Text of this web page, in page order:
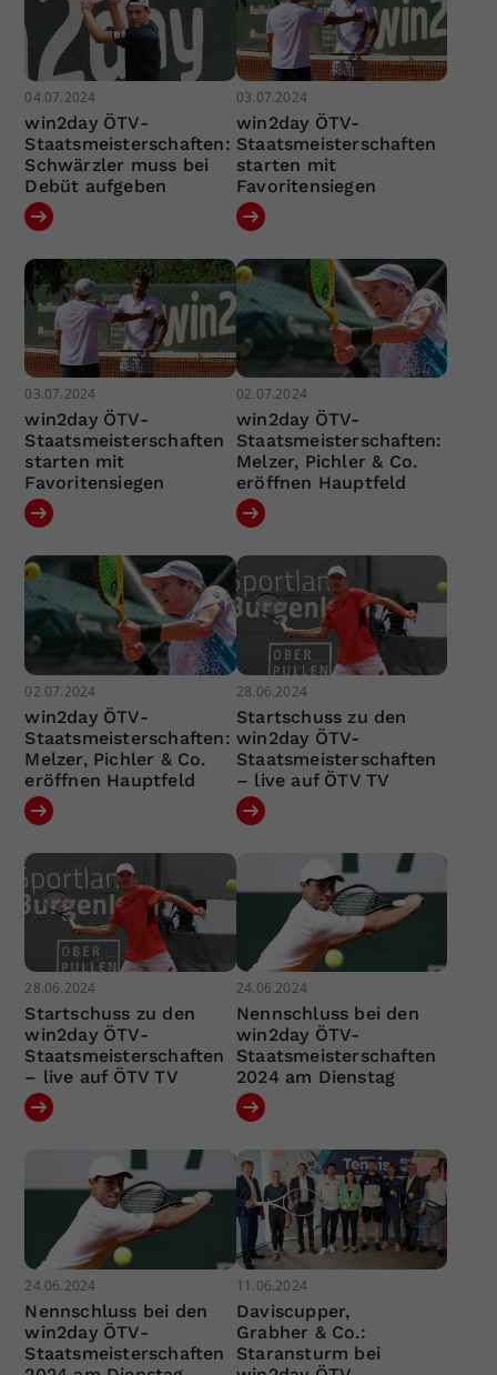
04.07.2024
win2day ÖTV-
Staatsmeisterschaften:
Schwärzler muss bei
Debüt aufgeben
03.07.2024
win2day ÖTV-
Staatsmeisterschaften
starten mit
Favoritensiegen
03.07.2024
win2day ÖTV-
Staatsmeisterschaften
starten mit
Favoritensiegen
02.07.2024
win2day ÖTV-
Staatsmeisterschaften:
Melzer, Pichler & Co.
eröffnen Hauptfeld
02.07.2024
win2day ÖTV-
Staatsmeisterschaften:
Melzer, Pichler & Co.
eröffnen Hauptfeld
28.06.2024
Startschuss zu den
win2day ÖTV-
Staatsmeisterschaften
– live auf ÖTV TV
28.06.2024
Startschuss zu den
win2day ÖTV-
Staatsmeisterschaften
– live auf ÖTV TV
24.06.2024
Nennschluss bei den
win2day ÖTV-
Staatsmeisterschaften
2024 am Dienstag
24.06.2024
Nennschluss bei den
win2day ÖTV-
Staatsmeisterschaften
11.06.2024
Daviscupper,
Grabher & Co.:
Staransturm bei